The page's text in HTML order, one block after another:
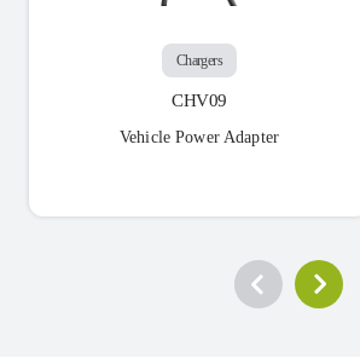
Chargers
CHV09
Vehicle Power Adapter